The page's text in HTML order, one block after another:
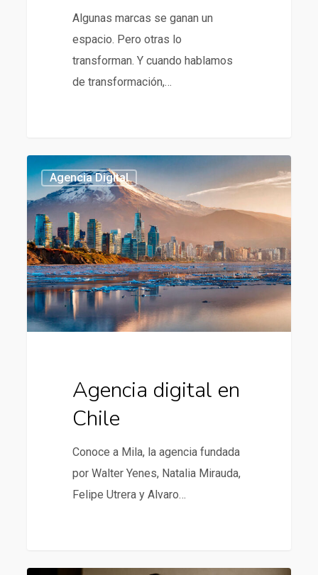
Algunas marcas se ganan un
espacio. Pero otras lo
transforman. Y cuando hablamos
de transformación,…
Agencia
digital
en
Chile
Agencia Digital
Agencia digital en
Chile
Conoce a Mila, la agencia fundada
por Walter Yenes, Natalia Mirauda,
Felipe Utrera y Alvaro…
437